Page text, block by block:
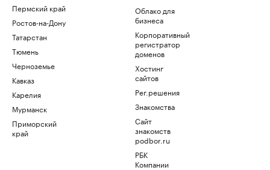
Пермский край
Ростов-на-Дону
Татарстан
Тюмень
Черноземье
Кавказ
Карелия
Мурманск
Приморский
край
Облако для
бизнеса
Корпоративный
регистратор
доменов
Хостинг
сайтов
Рег.решения
Знакомства
Сайт
знакомств
podbor.ru
РБК
Компании